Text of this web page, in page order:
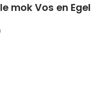
mok Vos en Egel